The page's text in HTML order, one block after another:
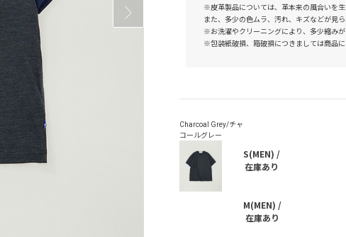
※皮革製品については、革本来の風合いを
また、多少の色ムラ、汚れ、キズなどが見ら
※お洗濯やクリーニングにより、多少縮みが
※包装紙破損、箱破損につきましては商品
S(MEN) /
在庫あり
M(MEN) /
在庫あり